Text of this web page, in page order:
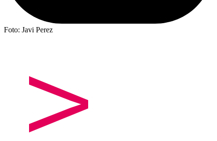
Foto: Javi Perez